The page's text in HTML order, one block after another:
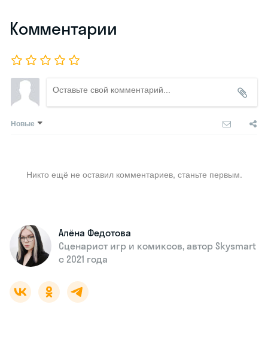
Комментарии
Новые
Никто ещё не оставил комментариев, станьте первым.
Алёна Федотова
Сценарист игр и комиксов, автор Skysmart
с 2021 года